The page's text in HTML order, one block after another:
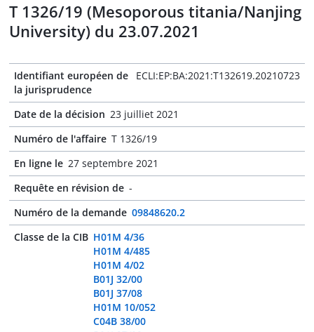
T 1326/19 (Mesoporous titania/Nanjing
University) du 23.07.2021
Identifiant européen de
la jurisprudence
ECLI:EP:BA:2021:T132619.20210723
Date de la décision 23 juilliet 2021
Numéro de l'affaire T 1326/19
En ligne le 27 septembre 2021
Requête en révision de -
Numéro de la demande 09848620.2
Classe de la CIB H01M 4/36
H01M 4/485
H01M 4/02
B01J 32/00
B01J 37/08
H01M 10/052
C04B 38/00